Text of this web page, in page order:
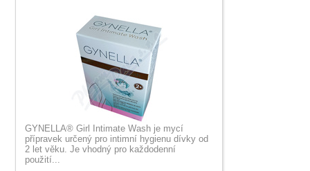
GYNELLA® Girl Intimate Wash je mycí
přípravek určený pro intimní hygienu dívky od
2 let věku. Je vhodný pro každodenní
použití...